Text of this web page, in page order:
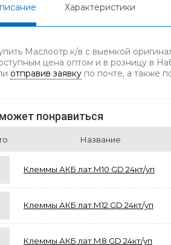
Характеристики
Маслоотр.к/в с выемкой
цена оптом и в розницу в
отправив заявку по почте, а также
понравиться
Название
Клеммы АКБ лат.М10 GD 24кт/уп
Клеммы АКБ лат.М12 GD 24кт/уп
Клеммы АКБ лат.М8 GD 24кт/уп